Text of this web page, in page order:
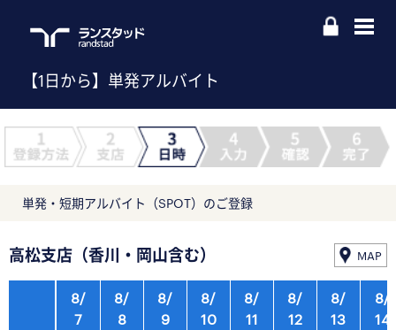
【1日から】単発アルバイト
単発・短期アルバイト（SPOT）のご登録
高松支店（香川・岡山含む） MAP
8/
7
8/
8
8/
9
8/
10
8/
11
8/
12
8/
13
8/
14